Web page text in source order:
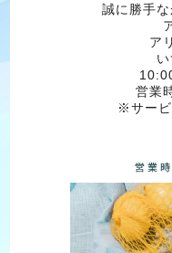
誠に勝手
ア
営業
※サー